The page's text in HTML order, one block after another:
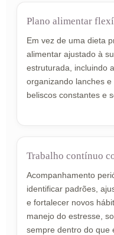
Plano alimentar
Em vez de uma dieta
alimentar ajustado à
estruturada, incluindo
organizando lanches
beliscos constantes e
Trabalho contínuo
Acompanhamento
identificar padrões,
e fortalecer novos
manejo do estresse,
sempre dentro do que